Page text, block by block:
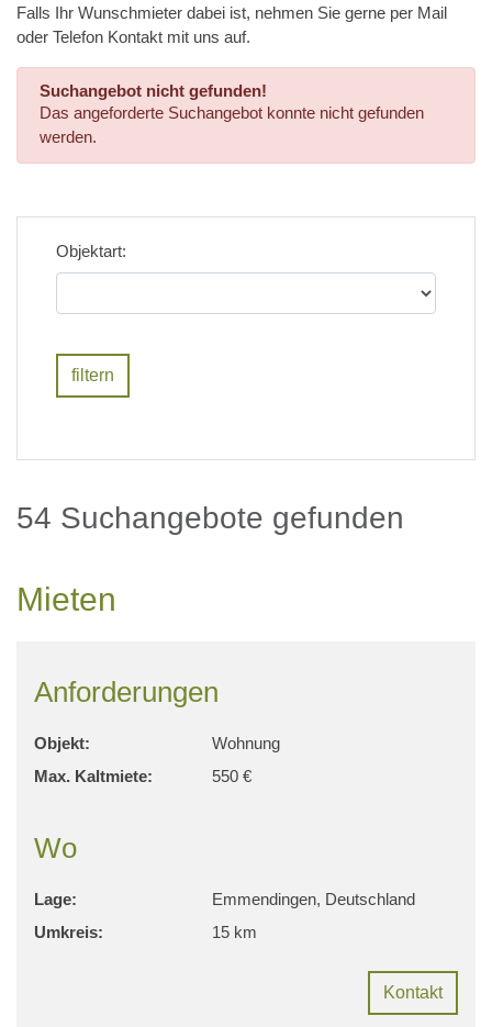
Falls Ihr Wunschmieter dabei ist, nehmen Sie gerne per Mail
oder Telefon Kontakt mit uns auf.
Suchangebot nicht gefunden!
Das angeforderte Suchangebot konnte nicht gefunden
werden.
Objektart:
54 Suchangebote gefunden
Mieten
Anforderungen
Objekt:
Wohnung
Max. Kaltmiete:
550 €
Wo
Lage:
Emmendingen, Deutschland
Umkreis:
15 km
Kontakt